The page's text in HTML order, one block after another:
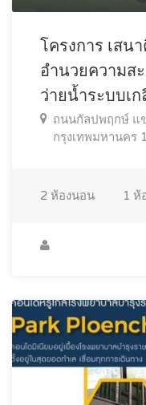
โครงการ เสน
อำนวยความส
ว่ายน้ำระบบเ
ถนนกัลปพฤกษ์ แ
กรุงเทพมหานคร
2 ห้องนอน 1 ห้